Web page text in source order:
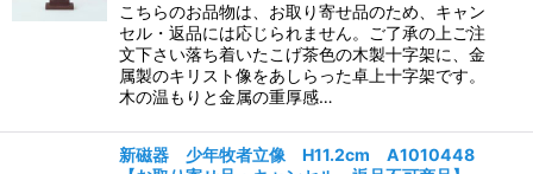
こちらのお品物は、お取り寄せ品のため、キャン
セル・返品には応じられません。ご了承の上ご注
文下さい落ち着いたこげ茶色の木製十字架に、金
属製のキリスト像をあしらった卓上十字架です。
木の温もりと金属の重厚感…
新磁器 少年牧者立像 H11.2cm A1010448